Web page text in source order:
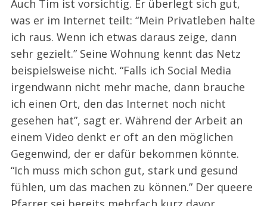
Auch Tim ist vorsichtig. Er überlegt sich gut,
was er im Internet teilt: “Mein Privatleben halte
ich raus. Wenn ich etwas daraus zeige, dann
sehr gezielt.” Seine Wohnung kennt das Netz
beispielsweise nicht. “Falls ich Social Media
irgendwann nicht mehr mache, dann brauche
ich einen Ort, den das Internet noch nicht
gesehen hat”, sagt er. Während der Arbeit an
einem Video denkt er oft an den möglichen
Gegenwind, der er dafür bekommen könnte.
“Ich muss mich schon gut, stark und gesund
fühlen, um das machen zu können.” Der queere